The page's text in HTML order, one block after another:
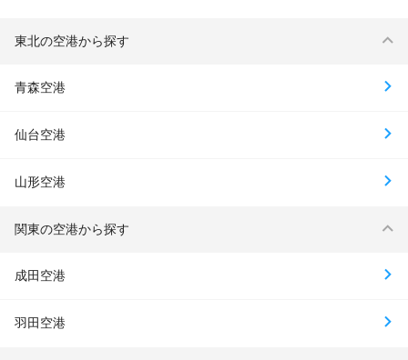
東北の空港から探す
青森空港
仙台空港
山形空港
関東の空港から探す
成田空港
羽田空港